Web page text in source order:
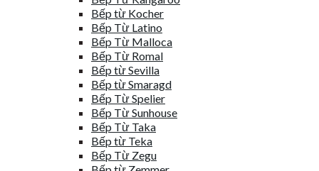
Bếp từ Kocher
Bếp Từ Latino
Bếp Từ Malloca
Bếp Từ Romal
Bếp từ Sevilla
Bếp từ Smaragd
Bếp Từ Spelier
Bếp Từ Sunhouse
Bếp Từ Taka
Bếp từ Teka
Bếp Từ Zegu